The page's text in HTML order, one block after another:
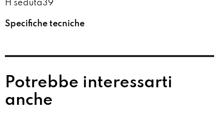
H seduta39
Specifiche tecniche
Potrebbe interessarti
anche